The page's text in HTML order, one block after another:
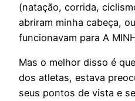
(natação, corrida,
abriram minha cabeça,
funcionavam para A
Mas o melhor disso é
dos atletas, estava
seus pontos de vista e